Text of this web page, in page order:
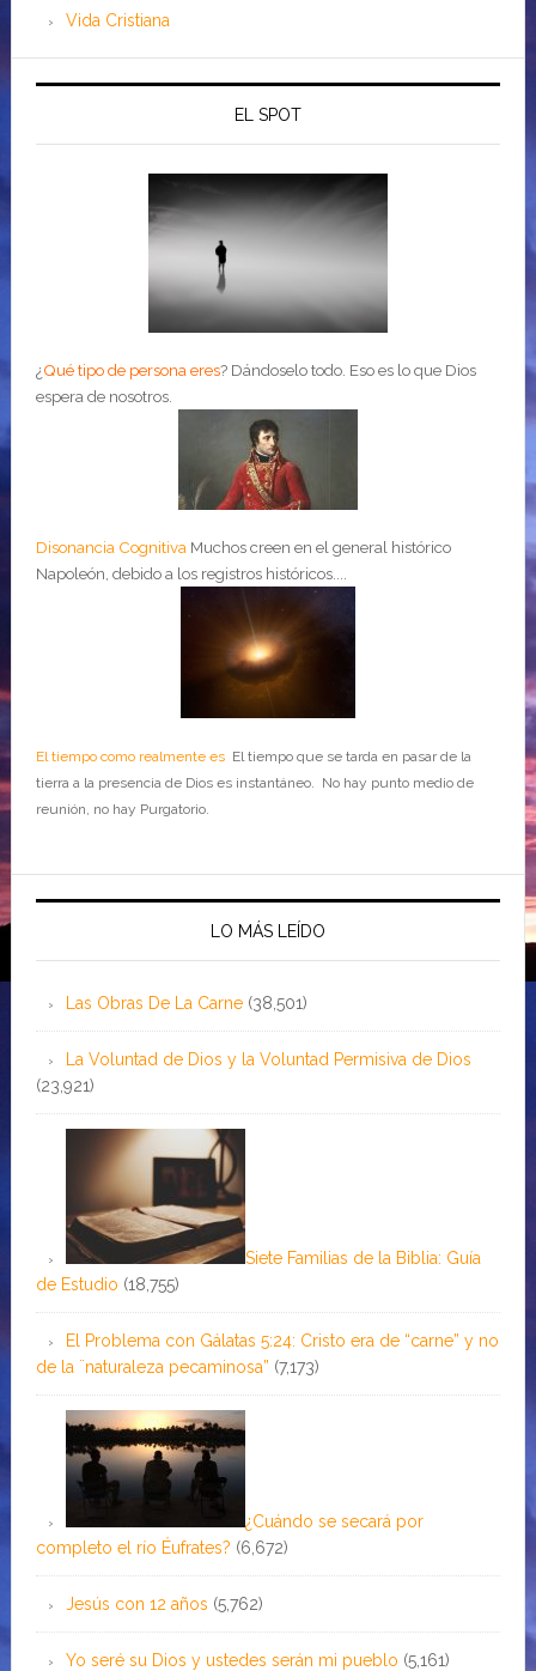
Vida Cristiana
EL SPOT
¿Qué tipo de persona eres? Dándoselo todo. Eso es lo que Dios
espera de nosotros.
Disonancia Cognitiva Muchos creen en el general histórico
Napoleón, debido a los registros históricos....
El tiempo como realmente esEl tiempo que se tarda en pasar de la
tierra a la presencia de Dios es instantáneo. No hay punto medio de
reunión, no hay Purgatorio.
LO MÁS LEÍDO
Las Obras De La Carne (38,501)
La Voluntad de Dios y la Voluntad Permisiva de Dios
(23,921)
Siete Familias de la Biblia: Guía
de Estudio (18,755)
El Problema con Gálatas 5:24: Cristo era de “carne” y no
de la ¨naturaleza pecaminosa” (7,173)
¿Cuándo se secará por
completo el río Éufrates? (6,672)
Jesús con 12 años (5,762)
Yo seré su Dios y ustedes serán mi pueblo (5,161)